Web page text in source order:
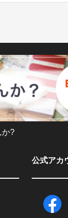
か?
公式アカ